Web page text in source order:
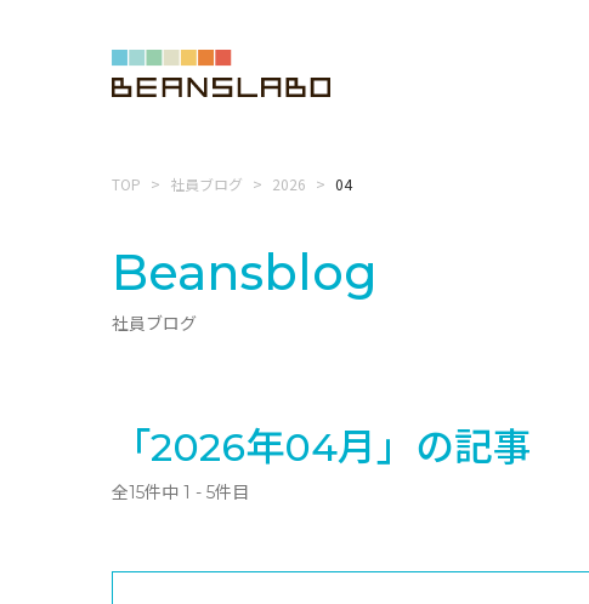
TOP 社員ブログ 2026 04
Beansblog
社員ブログ
「2026年04月」の記事
全15件中 1 - 5件目